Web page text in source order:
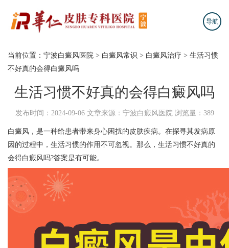
导航
当前位置： 宁波白癜风医院 > 白癜风常识 > 白癜风治疗 > 生活习惯
不好真的会得白癜风吗
生活习惯不好真的会得白癜风吗
发布时间：2024-09-06 文章来源：宁波白癜风医院 浏览量：389
白癜风，是一种给患者带来身心困扰的皮肤疾病。在探寻其发病原
因的过程中，生活习惯的作用不可忽视。那么，生活习惯不好真的
会得白癜风吗?答案是有可能。